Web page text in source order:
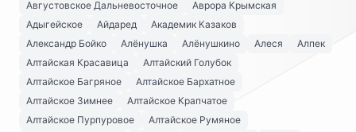
Августовское Дальневосточное
Аврора Крымская
Адыгейское
Айдаред
Академик Казаков
Александр Бойко
Алёнушка Алёнушкино Алеся
Алпек
Алтайская Красавица
Алтайский Голубок
Алтайское Багряное
Алтайское Бархатное
Алтайское Зимнее
Алтайское Крапчатое
Алтайское Пурпуровое
Алтайское Румяное